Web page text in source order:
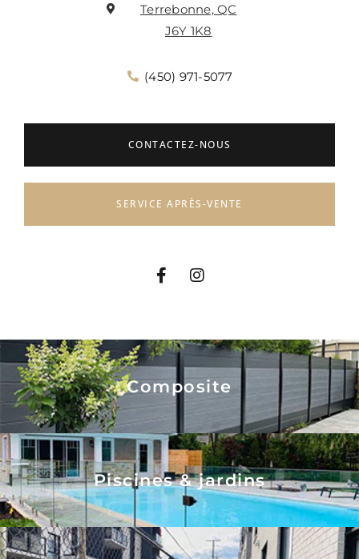
Terrebonne, QC
J6Y 1K8
(450) 971-5077
CONTACTEZ-NOUS
SERVICE APRÈS-VENTE
Composite
Piscines & jardins